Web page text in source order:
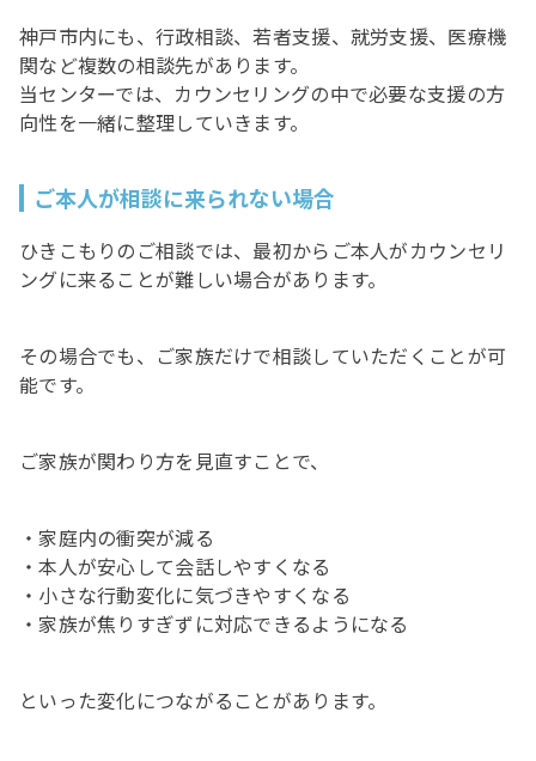
神戸市内にも、行政相談、若者支援、就労支援、医療機
関など複数の相談先があります。
当センターでは、カウンセリングの中で必要な支援の方
向性を一緒に整理していきます。
ご本人が相談に来られない場合
ひきこもりのご相談では、最初からご本人がカウンセリ
ングに来ることが難しい場合があります。
その場合でも、ご家族だけで相談していただくことが可
能です。
ご家族が関わり方を見直すことで、
・家庭内の衝突が減る
・本人が安心して会話しやすくなる
・小さな行動変化に気づきやすくなる
・家族が焦りすぎずに対応できるようになる
といった変化につながることがあります。